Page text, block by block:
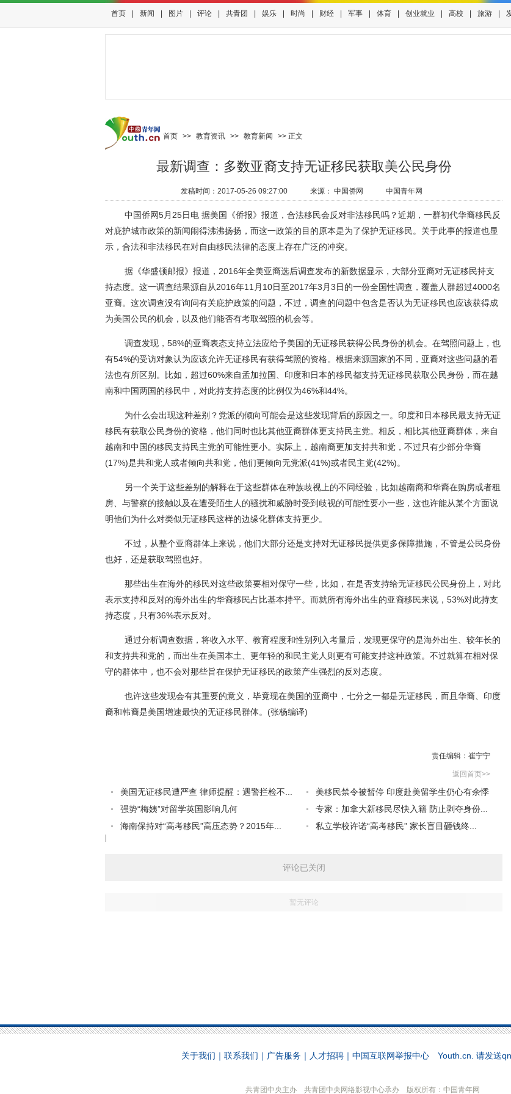
首页 新闻 图片 评论 共青团 娱乐 时尚 财经 军事 体育 创业就业 高校 旅游
首页 >> 教育资讯 >> 教育新闻 >> 正文
最新调查：多数亚裔支持无证移民获取美公民身份
发稿时间： 2017-05-26 09:27:00 来源： 中国侨网 中国青年网
中国侨网5月25日电 据美国《侨报》报道，合法移民会反对非法移民吗？近期，一群初代华裔移民反
对庇护城市政策的新闻闹得沸沸扬扬，而这一政策的目的原本是为了保护无证移民。关于此事的报道也显
示，合法和非法移民在对自由移民法律的态度上存在广泛的冲突。
据《华盛顿邮报》报道，2016年全美亚裔选后调查发布的新数据显示，大部分亚裔对无证移民持支
持态度。这一调查结果源自从2016年11月10日至2017年3月3日的一份全国性调查，覆盖人群超过4000名
亚裔。这次调查没有询问有关庇护政策的问题，不过，调查的问题中包含是否认为无证移民也应该获得成
为美国公民的机会，以及他们能否有考取驾照的机会等。
调查发现，58%的亚裔表态支持立法应给予美国的无证移民获得公民身份的机会。在驾照问题上，也
有54%的受访对象认为应该允许无证移民有获得驾照的资格。根据来源国家的不同，亚裔对这些问题的看
法也有所区别。比如，超过60%来自孟加拉国、印度和日本的移民都支持无证移民获取公民身份，而在越
南和中国两国的移民中，对此持支持态度的比例仅为46%和44%。
为什么会出现这种差别？党派的倾向可能会是这些发现背后的原因之一。印度和日本移民最支持无证
移民有获取公民身份的资格，他们同时也比其他亚裔群体更支持民主党。相反，相比其他亚裔群体，来自
越南和中国的移民支持民主党的可能性更小。实际上，越南裔更加支持共和党，不过只有少部分华裔
(17%)是共和党人或者倾向共和党，他们更倾向无党派(41%)或者民主党(42%)。
另一个关于这些差别的解释在于这些群体在种族歧视上的不同经验，比如越南裔和华裔在购房或者租
房、与警察的接触以及在遭受陌生人的骚扰和威胁时受到歧视的可能性要小一些，这也许能从某个方面说
明他们为什么对类似无证移民这样的边缘化群体支持更少。
不过，从整个亚裔群体上来说，他们大部分还是支持对无证移民提供更多保障措施，不管是公民身份
也好，还是获取驾照也好。
那些出生在海外的移民对这些政策要相对保守一些，比如，在是否支持给无证移民公民身份上，对此
表示支持和反对的海外出生的华裔移民占比基本持平。而就所有海外出生的亚裔移民来说，53%对此持支
持态度，只有36%表示反对。
通过分析调查数据，将收入水平、教育程度和性别列入考量后，发现更保守的是海外出生、较年长的
和支持共和党的，而出生在美国本土、更年轻的和民主党人则更有可能支持这种政策。不过就算在相对保
守的群体中，也不会对那些旨在保护无证移民的政策产生强烈的反对态度。
也许这些发现会有其重要的意义，毕竟现在美国的亚裔中，七分之一都是无证移民，而且华裔、印度
裔和韩裔是美国增速最快的无证移民群体。(张杨编译)
责任编辑：崔宁宁
返回首页>>
美国无证移民遭严查 律师提醒：遇警拦检不...
美移民禁令被暂停 印度赴美留学生仍心有余悸
强势“梅姨”对留学英国影响几何
专家：加拿大新移民尽快入籍 防止剥夺身份...
海南保持对“高考移民”高压态势？2015年...
私立学校许诺“高考移民” 家长盲目砸钱终...
评论已关闭
暂无评论
关于我们 ｜ 联系我们 ｜ 广告服务 ｜ 人才招聘 ｜ 中国互联网举报中心 Youth.cn. 请发送
共青团中央主办 共青团中央网络影视中心承办 版权所有：中国青年网